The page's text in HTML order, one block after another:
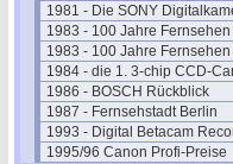
1981 - Die SONY
1983 - 100 Jahre Fernsehen I
1983 - 100 Jahre Fernsehen II
1984 - die 1. 3-chip CCD-
1986 - BOSCH Rückblick
1987 - Fernsehstadt Berlin
1993 - Digital Betacam
1995/96 Canon Profi-Preise